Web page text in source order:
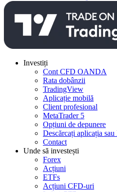
Investiți
Cont CFD OANDA
Rata dobânzii
TradingView
Aplicație mobilă
Client profesional
MetaTrader 5
Opțiuni de depunere
Descărcați aplicația
Contact
Unde să investești
Forex
Acțiuni
ETFs
Acțiuni CFD-uri